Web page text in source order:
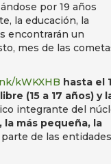
por 19 años
la educación, la
encontrarán un
mes de las
kWKXHB hasta el
(15 a 17 años) y
integrante del
la más pequeña, la
de las entidades